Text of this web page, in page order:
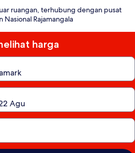
ruangan, terhubung dengan pusat
Rajamangala
harga